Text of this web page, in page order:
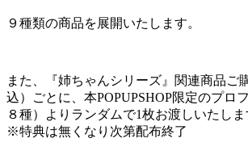
９種類の商品を展開いたします。
また、『姉ちゃんシリーズ』関連商品ご
込）ごとに、本POPUPSHOP限定のプロ
８種）よりランダムで1枚お渡しいたしま
※特典は無くなり次第配布終了